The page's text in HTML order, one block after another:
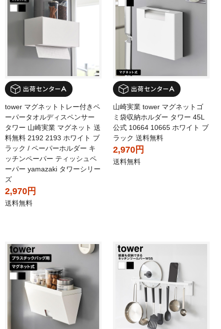
tower マグネットトレー付きペ
ーパータオルディスペンサー
タワー 山崎実業 マグネット 送
料無料 2192 2193 ホワイト ブ
ラック / ペーパーホルダー キ
ッチンペーパー ティッシュペ
ーパー yamazaki タワーシリー
ズ
2,970円
送料無料
山崎実業 tower マグネットゴ
ミ袋収納ホルダー タワー 45L
公式 10664 10665 ホワイト ブ
ラック 送料無料
2,970円
送料無料